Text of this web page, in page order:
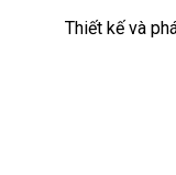
Thiết kế và